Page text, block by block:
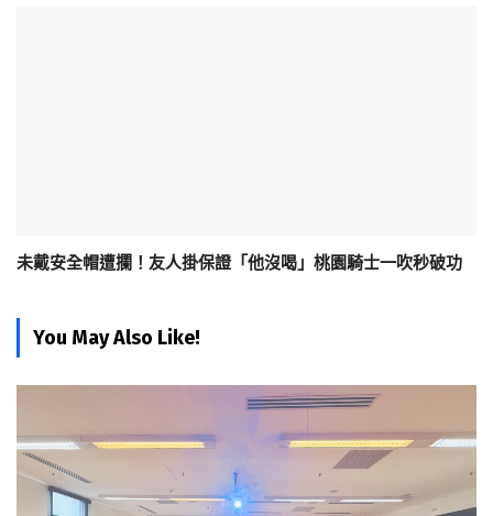
未戴安全帽遭攔！友人掛保證「他沒喝」桃園騎士一吹秒破功
You May Also Like!